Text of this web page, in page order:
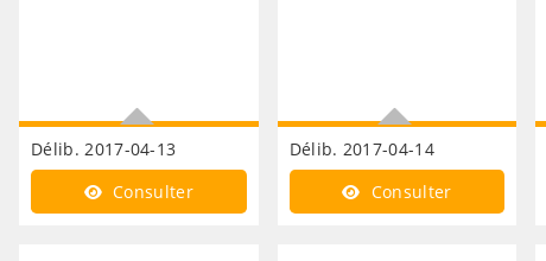
Délib. 2017-04-13
Finances TEOM période de
lissage
Consulter
Délib. 2017-04-14
Finances TEOM fixation des
taux 2017
Consulter